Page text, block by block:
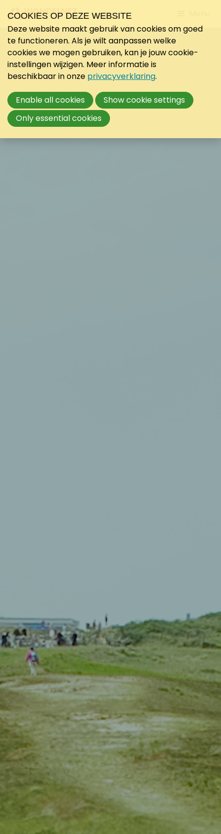
to
COOKIES OP DEZE WEBSITE
Deze website maakt gebruik van cookies om goed
te functioneren. Als je wilt aanpassen welke
cookies we mogen gebruiken, kan je jouw cookie-
instellingen wijzigen. Meer informatie is
beschikbaar in onze privacyverklaring.
Enable all cookies
Show cookie settings
Only essential cookies